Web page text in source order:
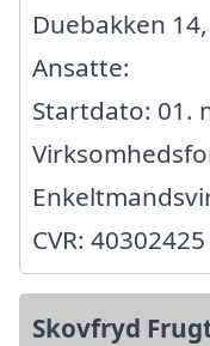
Duebakken
Ansatte:
Startdato: 01.
CVR: 40302425
Skovfryd